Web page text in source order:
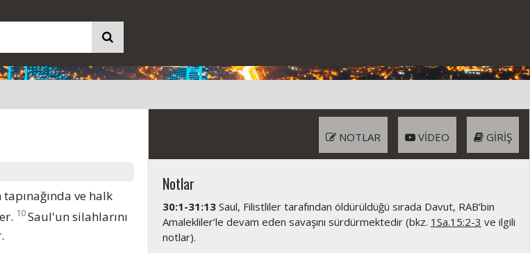
ve halk
10Saul'un silahlarını
GIRIŞ
VIDEO
NOTLAR
Notlar
30:1-31:13 Saul, Filistliler tarafından öldürüldüğü sırada Davut, RAB’bin
Amalekliler’le devam eden savaşını sürdürmektedir (bkz. 1Sa.15:2-3 ve ilgili
notlar).